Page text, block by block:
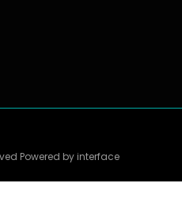
Powered by interface